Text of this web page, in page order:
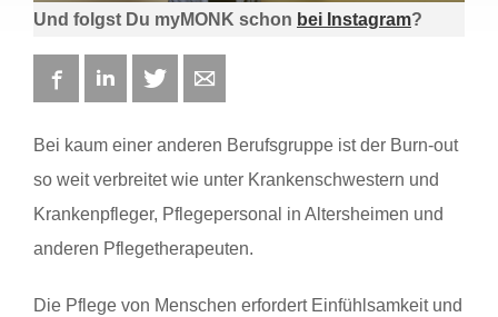
Und folgst Du myMONK schon bei Instagram?
FacebookLinkedIn Twitter
Bei kaum einer anderen Berufsgruppe ist der Burn-out
so weit verbreitet wie unter Krankenschwestern und
Krankenpfleger, Pflegepersonal in Altersheimen und
anderen Pflegetherapeuten.
Die Pflege von Menschen erfordert Einfühlsamkeit und